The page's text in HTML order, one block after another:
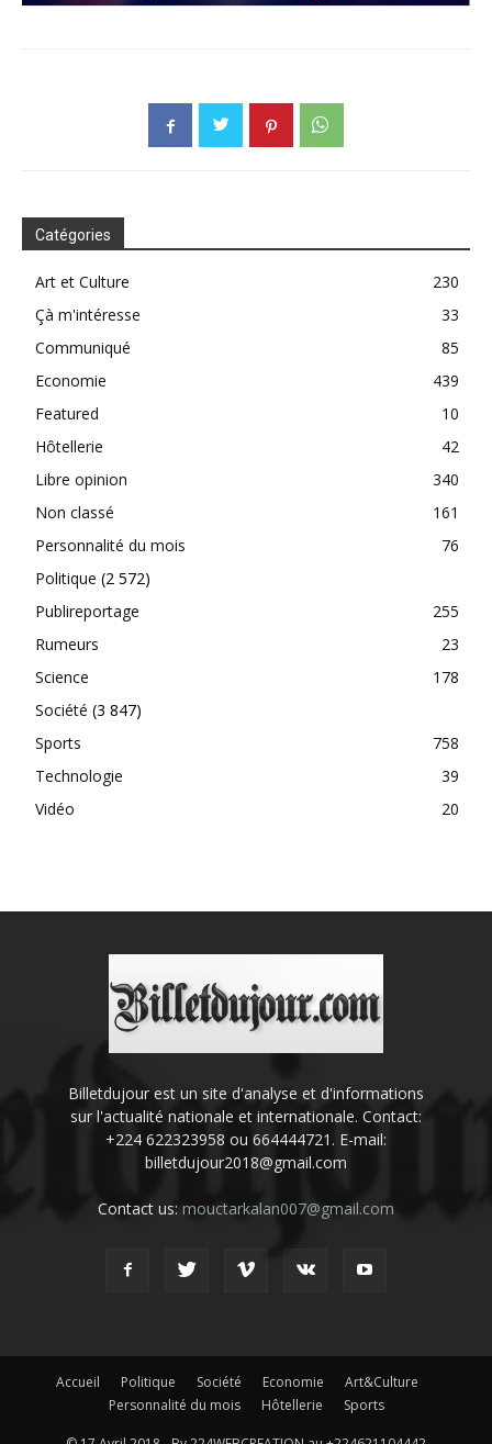
Catégories
Art et Culture
230
Çà m'intéresse
33
Communiqué
85
Economie
439
Featured
10
Hôtellerie
42
Libre opinion
340
Non classé
161
Personnalité du mois
76
Politique (2 572)
Publireportage
255
Rumeurs
23
Science
178
Société (3 847)
Sports
758
Technologie
39
Vidéo
20
Billetdujour est un site d'analyse et d'informations
sur l'actualité nationale et internationale. Contact:
+224 622323958 ou 664444721. E-mail:
billetdujour2018@gmail.com
Contact us: mouctarkalan007@gmail.com
Accueil Politique Société Economie
Art&Culture
Personnalité du mois
Hôtellerie Sports